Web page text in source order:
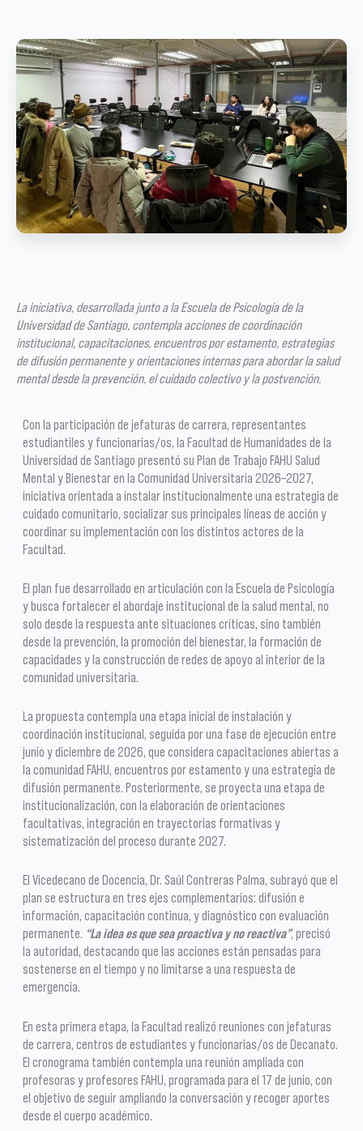
La iniciativa, desarrollada junto a la Escuela de Psicología de la
Universidad de Santiago, contempla acciones de coordinación
institucional, capacitaciones, encuentros por estamento, estrategias
de difusión permanente y orientaciones internas para abordar la salud
mental desde la prevención, el cuidado colectivo y la postvención.
Con la participación de jefaturas de carrera, representantes
estudiantiles y funcionarias/os, la Facultad de Humanidades de la
Universidad de Santiago presentó su Plan de Trabajo FAHU Salud
Mental y Bienestar en la Comunidad Universitaria 2026–2027,
iniciativa orientada a instalar institucionalmente una estrategia de
cuidado comunitario, socializar sus principales líneas de acción y
coordinar su implementación con los distintos actores de la
Facultad.
El plan fue desarrollado en articulación con la Escuela de Psicología
y busca fortalecer el abordaje institucional de la salud mental, no
solo desde la respuesta ante situaciones críticas, sino también
desde la prevención, la promoción del bienestar, la formación de
capacidades y la construcción de redes de apoyo al interior de la
comunidad universitaria.
La propuesta contempla una etapa inicial de instalación y
coordinación institucional, seguida por una fase de ejecución entre
junio y diciembre de 2026, que considera capacitaciones abiertas a
la comunidad FAHU, encuentros por estamento y una estrategia de
difusión permanente. Posteriormente, se proyecta una etapa de
institucionalización, con la elaboración de orientaciones
facultativas, integración en trayectorias formativas y
sistematización del proceso durante 2027.
El Vicedecano de Docencia, Dr. Saúl Contreras Palma, subrayó que el
plan se estructura en tres ejes complementarios: difusión e
información, capacitación continua, y diagnóstico con evaluación
permanente. “La idea es que sea proactiva y no reactiva”, precisó
la autoridad, destacando que las acciones están pensadas para
sostenerse en el tiempo y no limitarse a una respuesta de
emergencia.
En esta primera etapa, la Facultad realizó reuniones con jefaturas
de carrera, centros de estudiantes y funcionarias/os de Decanato.
El cronograma también contempla una reunión ampliada con
profesoras y profesores FAHU, programada para el 17 de junio, con
el objetivo de seguir ampliando la conversación y recoger aportes
desde el cuerpo académico.